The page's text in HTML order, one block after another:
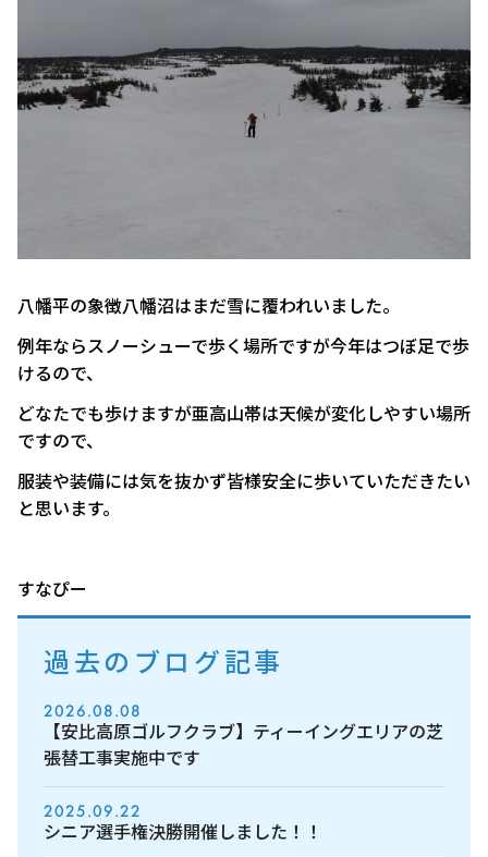
八幡平の象徴八幡沼はまだ雪に覆われいました。
例年ならスノーシューで歩く場所ですが今年はつぼ足で歩
けるので、
どなたでも歩けますが亜高山帯は天候が変化しやすい場所
ですので、
服装や装備には気を抜かず皆様安全に歩いていただきたい
と思います。
すなぴー
過去のブログ記事
2026.08.08
【安比高原ゴルフクラブ】ティーイングエリアの芝
張替工事実施中です
2025.09.22
シニア選手権決勝開催しました！！